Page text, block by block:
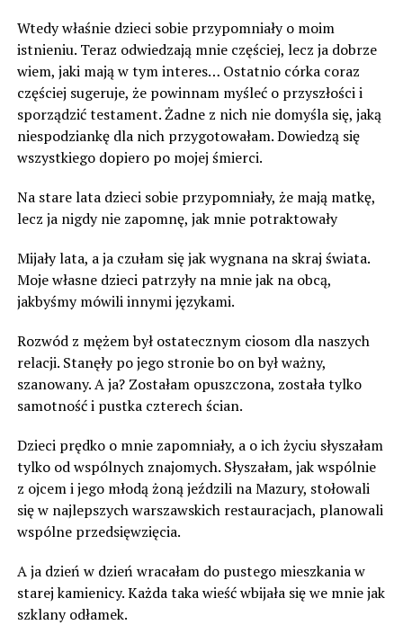
Wtedy właśnie dzieci sobie przypomniały o moim
istnieniu. Teraz odwiedzają mnie częściej, lecz ja dobrze
wiem, jaki mają w tym interes… Ostatnio córka coraz
częściej sugeruje, że powinnam myśleć o przyszłości i
sporządzić testament. Żadne z nich nie domyśla się, jaką
niespodziankę dla nich przygotowałam. Dowiedzą się
wszystkiego dopiero po mojej śmierci.
Na stare lata dzieci sobie przypomniały, że mają matkę,
lecz ja nigdy nie zapomnę, jak mnie potraktowały
Mijały lata, a ja czułam się jak wygnana na skraj świata.
Moje własne dzieci patrzyły na mnie jak na obcą,
jakbyśmy mówili innymi językami.
Rozwód z mężem był ostatecznym ciosom dla naszych
relacji. Stanęły po jego stronie bo on był ważny,
szanowany. A ja? Zostałam opuszczona, została tylko
samotność i pustka czterech ścian.
Dzieci prędko o mnie zapomniały, a o ich życiu słyszałam
tylko od wspólnych znajomych. Słyszałam, jak wspólnie
z ojcem i jego młodą żoną jeździli na Mazury, stołowali
się w najlepszych warszawskich restauracjach, planowali
wspólne przedsięwzięcia.
A ja dzień w dzień wracałam do pustego mieszkania w
starej kamienicy. Każda taka wieść wbijała się we mnie jak
szklany odłamek.